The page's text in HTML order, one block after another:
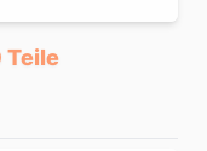
Teile